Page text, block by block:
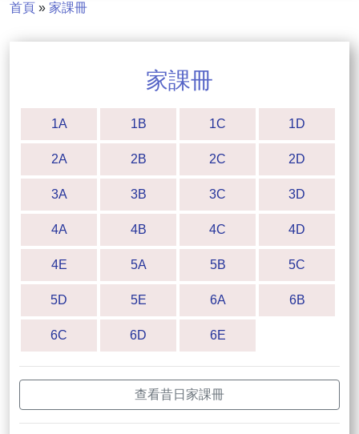
首頁 » 家課冊
家課冊
1A 1B 1C 1D
2A 2B 2C 2D
3A 3B 3C 3D
4A 4B 4C 4D
4E 5A 5B 5C
5D 5E 6A 6B
6C 6D 6E
查看昔日家課冊